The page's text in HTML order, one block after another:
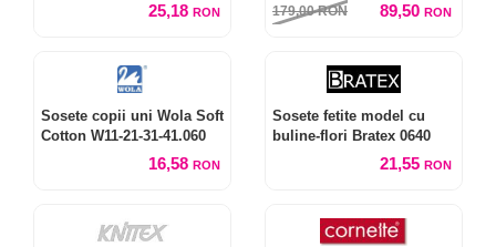
25,18 RON 179,00RON 89,50 RON
Sosete copii uni Wola Soft
Cotton W11-21-31-41.060
16,58 RON
Sosete fetite model cu
buline-flori Bratex 0640
21,55 RON